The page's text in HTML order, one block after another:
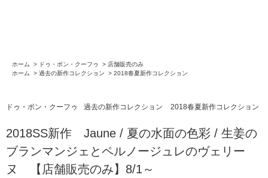
ホーム > ドゥ・ボン・クーフゥ > 店舗販売のみ
ホーム
> 過去の新作コレクション > 2018春夏新作コレクション
ドゥ・ボン・クーフゥ 過去の新作コレクション 2018春夏新作コレクション
2018SS新作 Jaune / 夏の水面の色彩 / 生姜の
ブランマンジェとペルノージュレのヴェリー
ヌ 【店舗販売のみ】8/1～